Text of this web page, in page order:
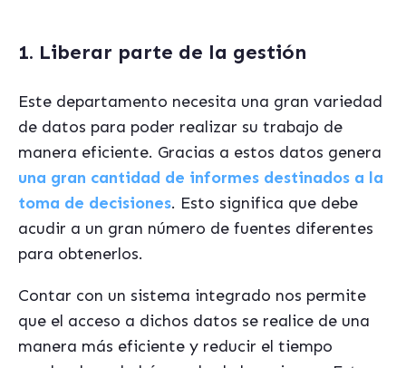
1. Liberar parte de la gestión
Este departamento necesita una gran variedad
de datos para poder realizar su trabajo de
manera eficiente. Gracias a estos datos genera
una gran cantidad de informes destinados a la
toma de decisiones. Esto significa que debe
acudir a un gran número de fuentes diferentes
para obtenerlos.
Contar con un sistema integrado nos permite
que el acceso a dichos datos se realice de una
manera más eficiente y reducir el tiempo